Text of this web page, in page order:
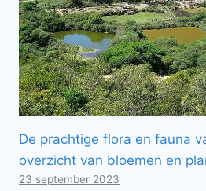
De prachtige flora en fauna
overzicht van bloemen en
23 september 2023